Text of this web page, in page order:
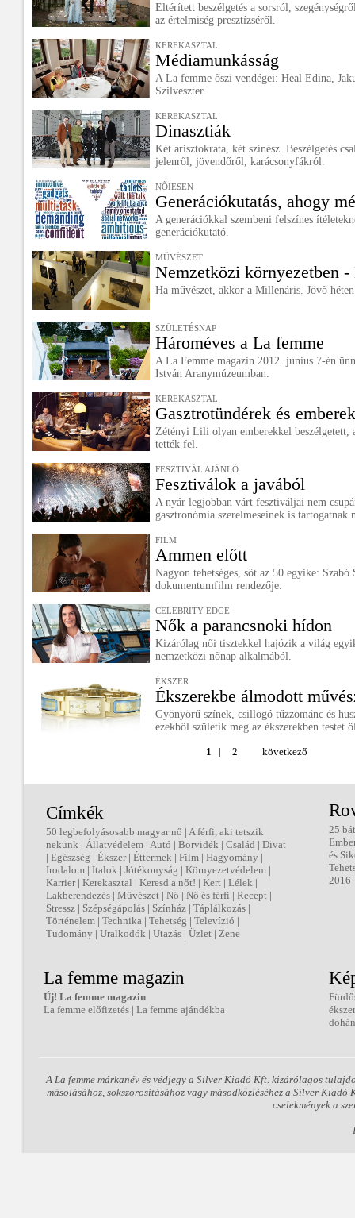
Eltérített beszélgetés a sorsról,
az értelmiség presztízséről.
KEREKASZTAL
Médiamunkásság
A La femme őszi vendégei: Heal Edina,
Szilveszter
KEREKASZTAL
Dinasztiák
Két arisztokrata, két színész. Beszélgetés
jelenről, jövendőről, karácsonyfákról.
NŐIESEN
Generációkutatás, ahogy
A generációkkal szembeni felszínes
generációkutató.
MŰVÉSZET
Nemzetközi környezetben -
Ha művészet, akkor a Millenáris. Jövő
SZÜLETÉSNAP
Hároméves a La femme
A La Femme magazin 2012. június 7-én
István Aranymúzeumban.
KEREKASZTAL
Gasztrotündérek és emberek
Zétényi Lili olyan emberekkel beszélgetett,
tették fel.
FESZTIVÁL AJÁNLÓ
Fesztiválok a javából
A nyár legjobban várt fesztiváljai nem
gasztronómia szerelmeseinek is tartogatnak
FILM
Ammen előtt
Nagyon tehetséges, sőt az 50 egyike:
dokumentumfilm rendezője.
CELEBRITY EDGE
Nők a parancsnoki hídon
Kizárólag női tisztekkel hajózik a világ
nemzetközi nőnap alkalmából.
ÉKSZER
Ékszerekbe álmodott
Gyönyörű színek, csillogó tűzzománc és
ezekből születik meg az ékszerekben testet
1 | 2 következő
Címkék
50 legbefolyásosabb magyar nő | A férfi, aki tetszik
nekünk | Állatvédelem | Autó | Borvidék | Család | Divat
| Egészség | Ékszer| Éttermek | Film | Hagyomány |
Irodalom | Italok | Jótékonyság | Környezetvédelem |
Karrier| Kerekasztal | Keresd a nőt! | Kert | Lélek |
Lakberendezés | Művészet | Nő | Nő és férfi | Recept |
Stressz | Szépségápolás | Színház | Táplálkozás |
Történelem | Technika | Tehetség | Televízió |
Tudomány | Uralkodók | Utazás | Üzlet | Zene
25
és
2016
La femme magazin
Új! La femme magazin
La femme előfizetés | La femme ajándékba
A La femme márkanév és védjegy a Silver Kiadó Kft. kizárólagos
másolásához, sokszorosításához vagy másodközléséhez a Silver
cselekmények a